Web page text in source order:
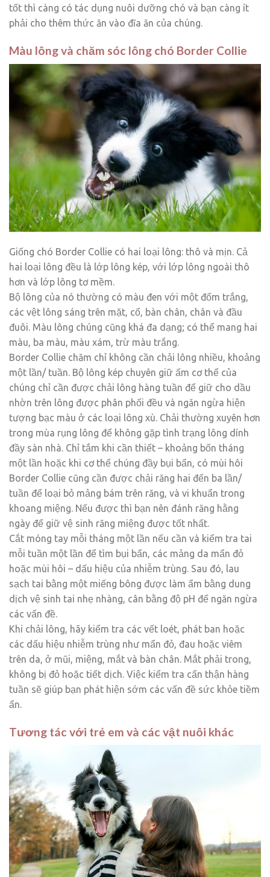
tốt thì càng có tác dụng nuôi dưỡng chó và bạn càng ít
phải cho thêm thức ăn vào đĩa ăn của chúng.
Màu lông và chăm sóc lông chó Border Collie
Giống chó Border Collie có hai loại lông: thô và mịn. Cả
hai loại lông đều là lớp lông kép, với lớp lông ngoài thô
hơn và lớp lông tơ mềm.
Bộ lông của nó thường có màu đen với một đốm trắng,
các vệt lông sáng trên mặt, cổ, bàn chân, chân và đầu
đuôi. Màu lông chúng cũng khá đa dạng; có thể mang hai
màu, ba màu, màu xám, trừ màu trắng.
Border Collie chăm chỉ không cần chải lông nhiều, khoảng
một lần/ tuần. Bộ lông kép chuyên giữ ấm cơ thể của
chúng chỉ cần được chải lông hàng tuần để giữ cho dầu
nhờn trên lông được phân phối đều và ngăn ngừa hiện
tượng bạc màu ở các loại lông xù. Chải thường xuyên hơn
trong mùa rụng lông để không gặp tình trạng lông dính
đầy sàn nhà. Chỉ tắm khi cần thiết – khoảng bốn tháng
một lần hoặc khi cơ thể chúng đầy bụi bẩn, có mùi hôi
Border Collie cũng cần được chải răng hai đến ba lần/
tuần để loại bỏ mảng bám trên răng, và vi khuẩn trong
khoang miệng. Nếu được thì bạn nên đánh răng hằng
ngày để giữ vệ sinh răng miệng được tốt nhất.
Cắt móng tay mỗi tháng một lần nếu cần và kiểm tra tai
mỗi tuần một lần để tìm bụi bẩn, các mảng da mẩn đỏ
hoặc mùi hôi – dấu hiệu của nhiễm trùng. Sau đó, lau
sạch tai bằng một miếng bông được làm ẩm bằng dung
dịch vệ sinh tai nhẹ nhàng, cân bằng độ pH để ngăn ngừa
các vấn đề.
Khi chải lông, hãy kiểm tra các vết loét, phát ban hoặc
các dấu hiệu nhiễm trùng như mẩn đỏ, đau hoặc viêm
trên da, ở mũi, miệng, mắt và bàn chân. Mắt phải trong,
không bị đỏ hoặc tiết dịch. Việc kiểm tra cẩn thận hàng
tuần sẽ giúp bạn phát hiện sớm các vấn đề sức khỏe tiềm
ẩn.
Tương tác với trẻ em và các vật nuôi khác